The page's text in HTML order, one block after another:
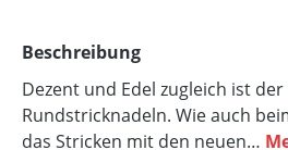
Beschreibung
Dezent und Edel zugleich ist
Rundstricknadeln. Wie auch
das Stricken mit den neuen…